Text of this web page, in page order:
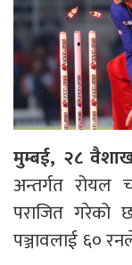
मुम्बई, २८
अन्तर्गत रोयल
पराजित गरेको
पञ्जावलाई ६०